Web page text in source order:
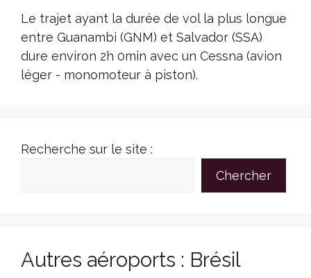
Le trajet ayant la durée de vol la plus longue
entre Guanambi (GNM) et Salvador (SSA)
dure environ 2h 0min avec un Cessna (avion
léger - monomoteur à piston).
Recherche sur le site :
Chercher
Autres aéroports : Brésil